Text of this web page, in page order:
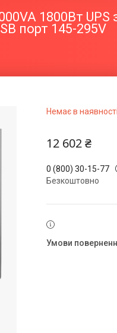
1800Вт UPS
порт 145-295V
Немає в наявності
12 602 ₴
0 (800) 30-15-77
Безкоштовно